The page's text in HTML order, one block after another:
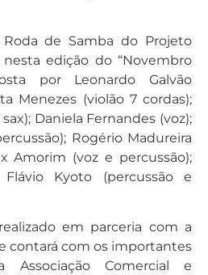
Roda de Samba do Projeto
edição do “Novembro
por Leonardo Galvão
Menezes (violão 7 cordas);
Daniela Fernandes (voz);
Rogério Madureira
Amorim (voz e percussão);
Kyoto (percussão e
em parceria com a
contará com os importantes
Associação Comercial e